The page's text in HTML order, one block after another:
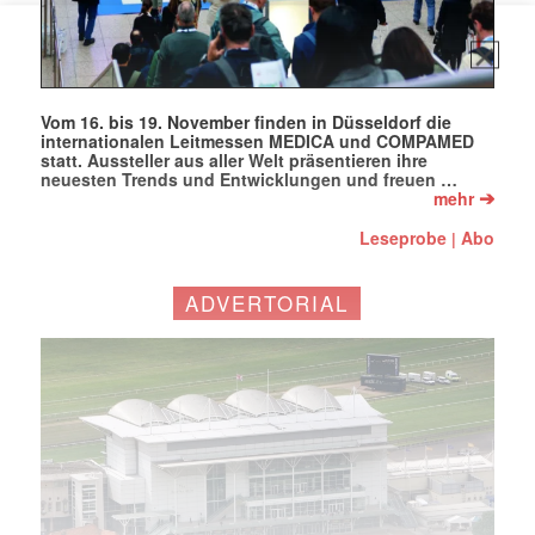
Vom 16. bis 19. November finden in Düsseldorf die
internationalen Leitmessen MEDICA und COMPAMED
statt. Aussteller aus aller Welt präsentieren ihre
neuesten Trends und Entwicklungen und freuen …
mehr➔
Leseprobe |Abo
ADVERTORIAL